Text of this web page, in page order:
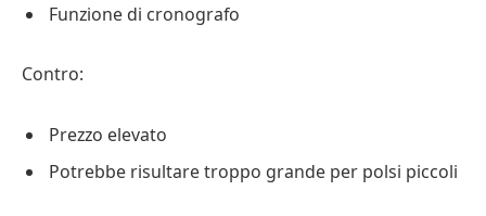
Funzione di cronografo
Contro:
Prezzo elevato
Potrebbe risultare troppo grande per polsi piccoli